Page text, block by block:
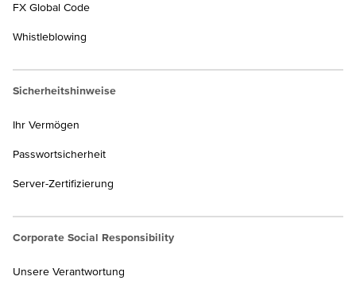
FX Global Code
Whistleblowing
Sicherheitshinweise
Ihr Vermögen
Passwortsicherheit
Server-Zertifizierung
Corporate Social Responsibility
Unsere Verantwortung